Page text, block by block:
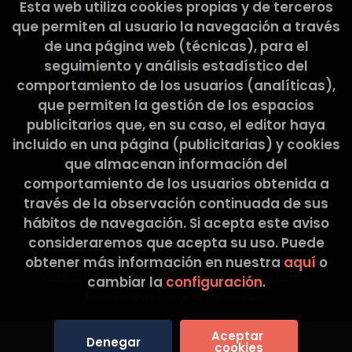
Esta web ha sido subvencionada por el Ministerio de
Cultura y Deporte.
La Tribu Llibreria. Todos los Derechos
Grupo Trevenque
Esta web utiliza cookies propias y de terceros
que permiten al usuario la navegación a través
de una página web (técnicas), para el
seguimiento y análisis estadístico del
comportamiento de los usuarios (analíticas),
que permiten la gestión de los espacios
publicitarios que, en su caso, el editor haya
incluido en una página (publicitarias) y cookies
que almacenan información del
comportamiento de los usuarios obtenida a
través de la observación continuada de sus
hábitos de navegación. Si acepta este aviso
consideraremos que acepta su uso. Puede
obtener más información en nuestra aquí o
cambiar la configuración.
Denegar Aceptar
cookies